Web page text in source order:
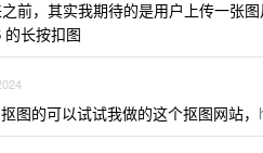
前，其实我期待的是用户上传一张
长按扣图
图的可以试试我做的这个抠图网站，